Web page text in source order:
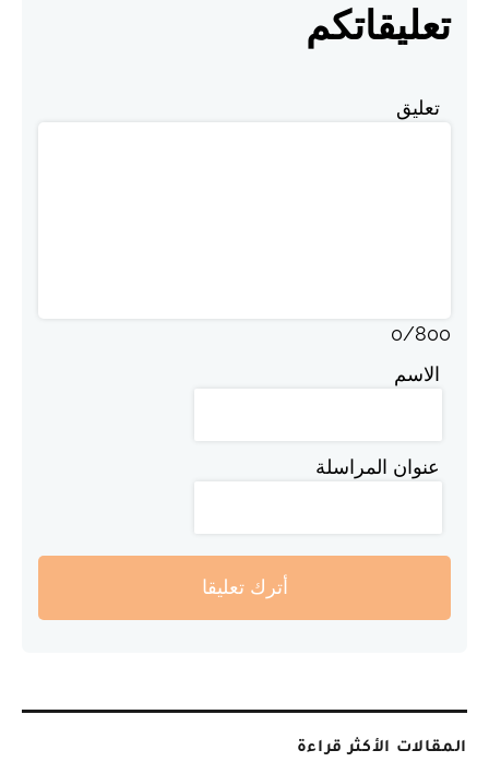
تعليقاتكم
تعليق
0/800
الاسم
عنوان المراسلة
أترك تعليقا
المقالات الأكثر قراءة